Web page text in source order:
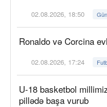
02.08.2026, 18:50
Ronaldo və Corcina
02.08.2026, 17:24
U-18 basketbol
pillədə başa vurub